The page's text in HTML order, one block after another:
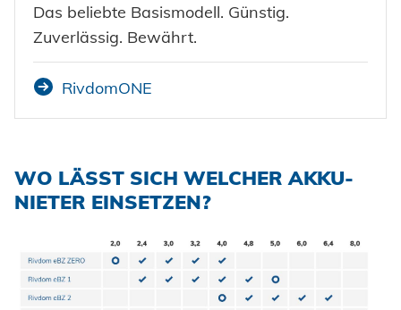
Das beliebte Basismodell. Günstig.
Zuverlässig. Bewährt.
RivdomONE
WO LÄSST SICH WELCHER AKKU-
NIETER EINSETZEN?